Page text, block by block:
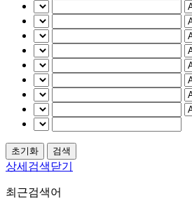
상세검색닫기
최근검색어